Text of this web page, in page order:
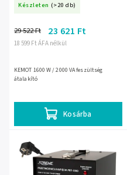
Készleten (>20 db)
18 599 Ft ÁFA nélkül
29 522 Ft 23 621 Ft
Kosárba
KEMOT 1600 W / 2000 VA feszültség
átalakító